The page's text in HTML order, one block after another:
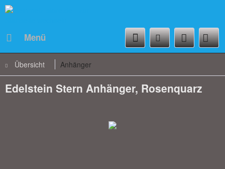
Menü
Übersicht Anhänger
Edelstein Stern Anhänger, Rosenquarz